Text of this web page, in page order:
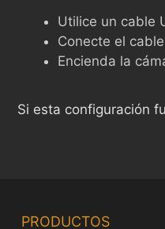
Utilice un cable
Conecte el
Encienda la
Si esta configuración
PRODUCTOS